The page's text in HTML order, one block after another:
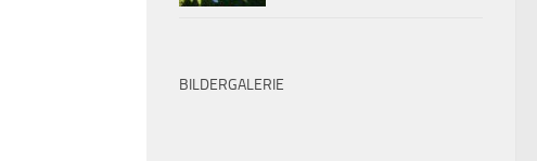
BILDERGALERIE